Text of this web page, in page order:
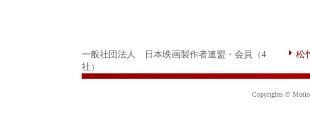
一般社団法人 日本映画製作者連盟・会員（4
社）
松
Copyrights ©